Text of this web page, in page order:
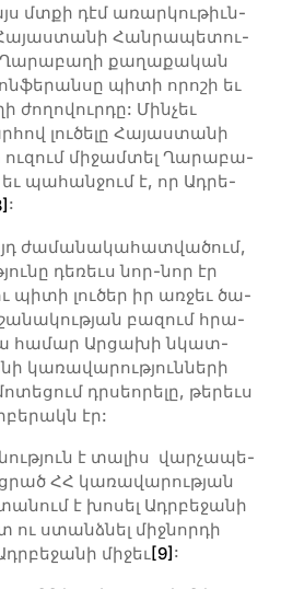
մտքի դէմ ա­­ռար­­կու­­թիւն­­
Հա­­յաս­­տա­­նի Հան­­րա­­պե­­տու­­
Ղա­­րա­­բա­­ղի քա­­ղա­­քա­­կան
պի­­տի ո­­րո­­շի եւ
Մին­­չեւ
լու­­ծե­­լը Հա­­յաս­­տա­­նի
ու­­զում մի­­ջամ­­տել Ղա­­րա­­բա­­
եւ պա­­հան­­ջում է, որ Ա­դրե­­
:
ժա­մա­նա­կա­հատ­վա­ծում,
դե­ռեւս նոր-նոր էր
պի­տի լու­ծեր իր առ­ջեւ ծա­
բա­զում հրա­
հա­մար Ար­ցա­խի նկատ­
կա­ռա­վա­րու­թյուն­նե­րի
դրսեո­րե­լը, թե­րեւս
էր:
է տա­լիս վար­չա­պե­
ՀՀ կա­ռա­վա­րու­թյան
է խո­սել Ա­դրբե­ջա­նի
ստանձ­նել միջ­նոր­դի
մի­ջեւ[9]: